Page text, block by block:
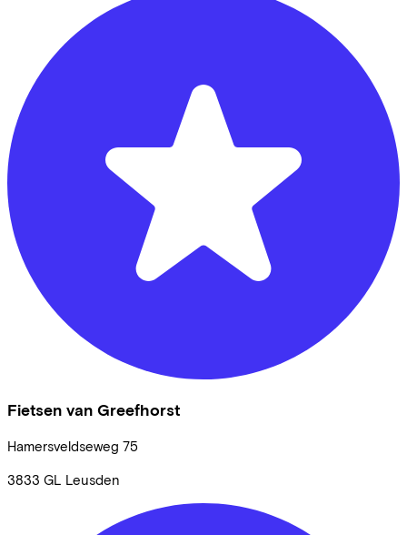
Fietsen van Greefhorst
Hamersveldseweg 75
3833 GL Leusden